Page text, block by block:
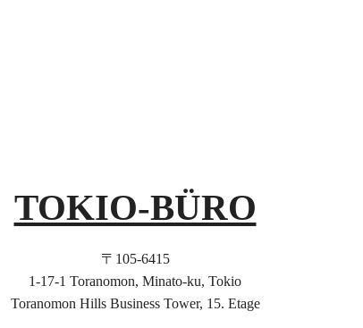
TOKIO-BÜRO
〒105-6415
1-17-1 Toranomon, Minato-ku, Tokio
Toranomon Hills Business Tower, 15. Etage